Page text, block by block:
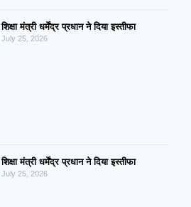
शिक्षा मंत्री धर्मेंद्र प्रधान ने दिया इस्तीफा
July 25, 2026
शिक्षा मंत्री धर्मेंद्र प्रधान ने दिया इस्तीफा
July 25, 2026